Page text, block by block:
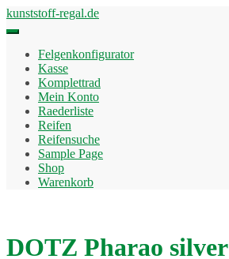
Skip
to
kunststoff-regal.de
Felgenkonfigurator
Kasse
Komplettrad
Mein Konto
Raederliste
Reifen
Reifensuche
Sample Page
Shop
Warenkorb
DOTZ Pharao silver